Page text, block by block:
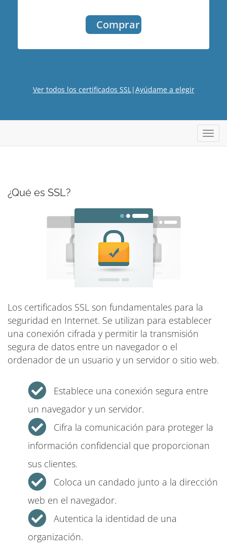
Comprar
Ver todos los certificados SSL |Ayúdame a elegir
¿Qué es SSL?
Los certificados SSL son fundamentales para la
seguridad en Internet. Se utilizan para establecer
una conexión cifrada y permitir la transmisión
segura de datos entre un navegador o el
ordenador de un usuario y un servidor o sitio web.
Establece una conexión segura entre
un navegador y un servidor.
Cifra la comunicación para proteger la
información confidencial que proporcionan
sus clientes.
Coloca un candado junto a la dirección
web en el navegador.
Autentica la identidad de una
organización.